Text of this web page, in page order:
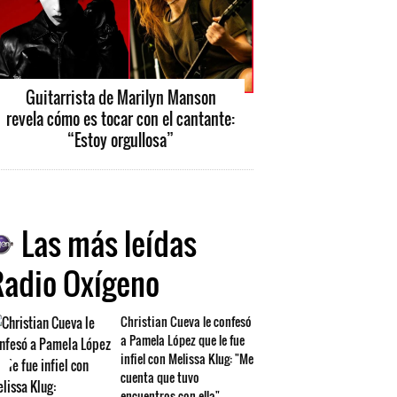
Guitarrista de Marilyn Manson
revela cómo es tocar con el cantante:
“Estoy orgullosa”
Las más leídas
Oxígeno
Christian Cueva le confesó
a Pamela López que le fue
infiel con Melissa Klug: "Me
cuenta que tuvo